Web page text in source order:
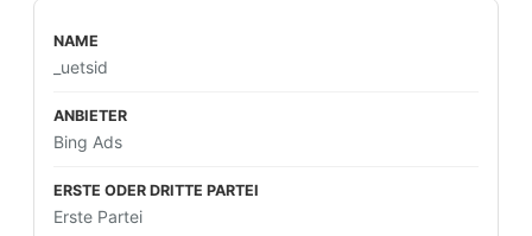
_uetsid
Bing Ads
Erste Partei